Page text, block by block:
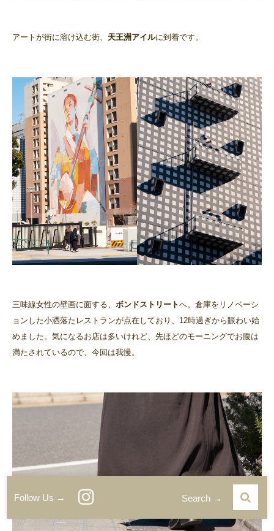
Follow Us → Search →
アートが街に溶け込む街、 天王洲アイルに到着です。
三味線女性の壁画に面する、 ボンドストリートへ。倉庫をリノベーシ
ョンした小洒落たレストランが点在しており、12時過ぎから賑わい始
めました。気になるお店は多いけれど、先ほどのモーニングでお腹は
満たされているので、今回は我慢。